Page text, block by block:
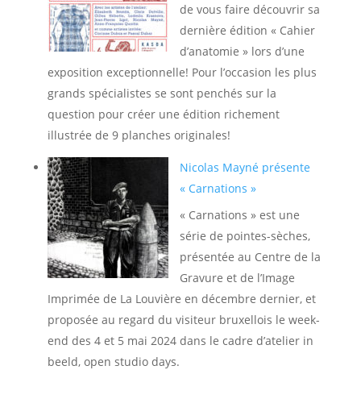
de vous faire découvrir sa
dernière édition « Cahier
d’anatomie » lors d’une
exposition exceptionnelle! Pour l’occasion les plus
grands spécialistes se sont penchés sur la
question pour créer une édition richement
illustrée de 9 planches originales!
Nicolas Mayné présente
« Carnations »
« Carnations » est une
série de pointes-sèches,
présentée au Centre de la
Gravure et de l’Image
Imprimée de La Louvière en décembre dernier, et
proposée au regard du visiteur bruxellois le week-
end des 4 et 5 mai 2024 dans le cadre d’atelier in
beeld, open studio days.